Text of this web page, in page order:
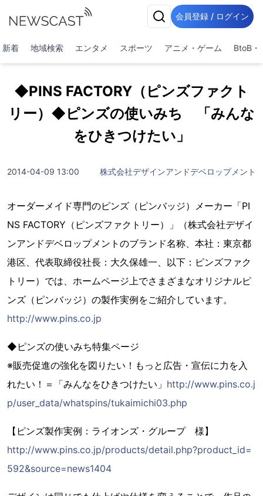
会員登録 / ログイン
新着 地域検索 エンタメ スポーツ アニメ・ゲーム BtoB・
◆PINS FACTORY（ピンズファクト
リー）◆ピンズの使いみち 「みんな
をひきつけたい」
2014-04-09 13:00 株式会社デザインアンドデベロップメント
オーダーメイド専門のピンズ（ピンバッジ）メーカー「PI
NS FACTORY（ピンズファクトリー）」（株式会社デザイ
ンアンドデベロップメントのブランド名称、本社：東京都
港区、代表取締役社長：大久保雄一、以下：ピンズファク
トリー）では、ホームページ上でさまざまなオリジナルピ
ンズ（ピンバッジ）の製作実例をご紹介しています。
http://www.pins.co.jp
◆ピンズの使いみち特集ページ
※販売促進の強化を図りたい！もっと広告・宣伝に力を入
れたい！＝「みんなをひきつけたい」 http://www.pins.co.j
p/user_data/whatspins/tukaimichi03.php
【ピンズ製作実例：ライオンズ・グループ 様】
http://www.pins.co.jp/products/detail.php?product_id=
592&source=news1404